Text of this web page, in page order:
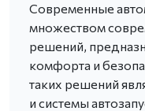
Современные
множеством
решений,
комфорта и
таких решений
и системы